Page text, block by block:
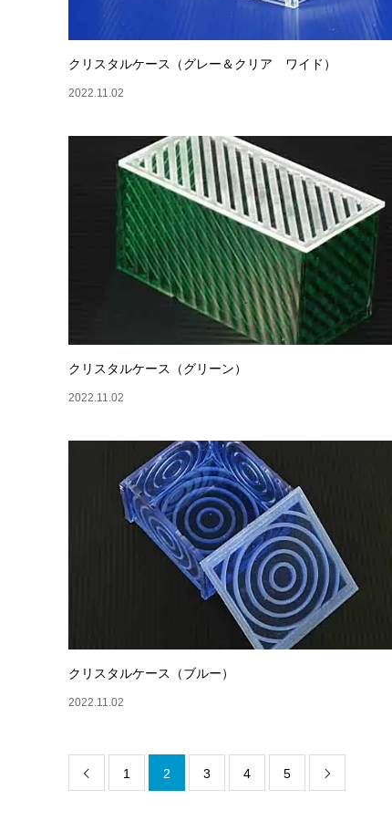
クリスタルケース（グレー＆クリア ワイド）
2022.11.02
クリスタルケース（グリーン）
2022.11.02
クリスタルケース（ブルー）
2022.11.02
 1 2 3 4 5 